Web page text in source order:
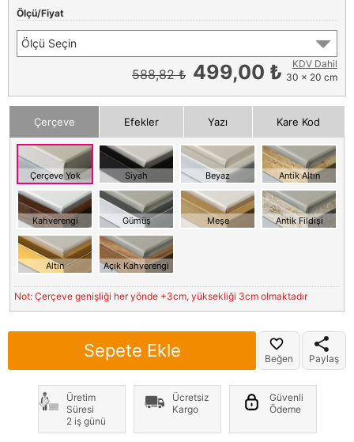
Ölçü/Fiyat
Ölçü Seçin
588,82 ₺ 499,00 ₺
KDV Dahil
30 x 20 cm
Çerçeve Efekler Yazı Kare Kod
Çerçeve Yok Siyah Beyaz Antik Altın
Kahverengi Gümüş Meşe Antik Fildişi
Altın Açık Kahverengi
Not: Çerçeve genişliği her yönde +3cm, yüksekliği 3cm olmaktadır
Sepete Ekle Beğen Paylaş
Üretim
Süresi
2 iş günü
Ücretsiz
Kargo
Güvenli
Ödeme